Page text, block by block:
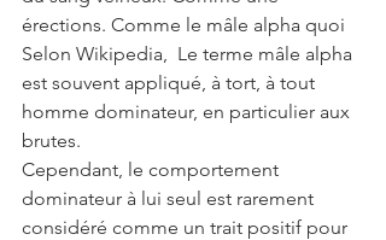
érections. Comme le mâle alpha quoi
Selon Wikipedia,  Le terme mâle alpha
est souvent appliqué, à tort, à tout
homme dominateur, en particulier aux
brutes.
Cependant, le comportement
dominateur à lui seul est rarement
considéré comme un trait positif pour